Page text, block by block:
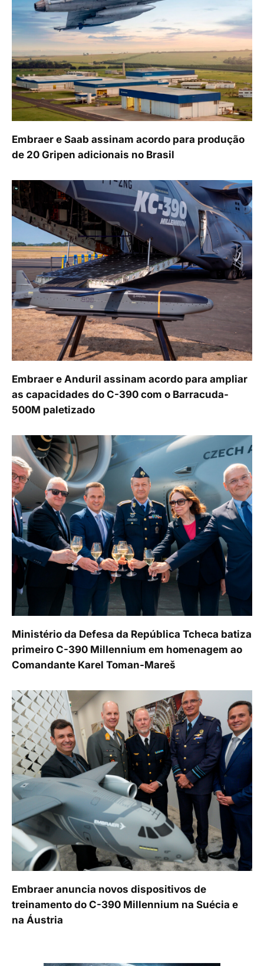
Embraer e Saab assinam acordo para produção
de 20 Gripen adicionais no Brasil
Embraer e Anduril assinam acordo para ampliar
as capacidades do C-390 com o Barracuda-
500M paletizado
Ministério da Defesa da República Tcheca batiza
primeiro C-390 Millennium em homenagem ao
Comandante Karel Toman-Mareš
Embraer anuncia novos dispositivos de
treinamento do C-390 Millennium na Suécia e
na Áustria